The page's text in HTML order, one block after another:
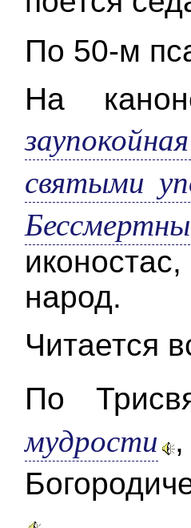
По 50-м
На
святыми
народ.
Читается
По
мудрости
.